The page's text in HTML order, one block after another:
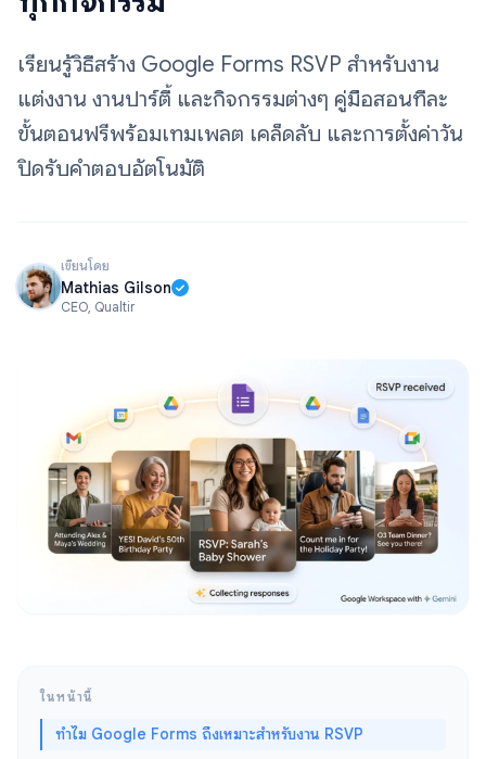
เรียนรู้วิธีสร้าง Google Forms RSVP สำหรับงาน
แต่งงาน งานปาร์ตี้ และกิจกรรมต่างๆ คู่มือสอนทีละ
ขั้นตอนฟรีพร้อมเทมเพลต เคล็ดลับ และการตั้งค่าวัน
ปิดรับคำตอบอัตโนมัติ
เขียนโดย
Mathias Gilson
CEO, Qualtir
ในหน้านี้
ทำไม Google Forms ถึงเหมาะสำหรับงาน RSVP